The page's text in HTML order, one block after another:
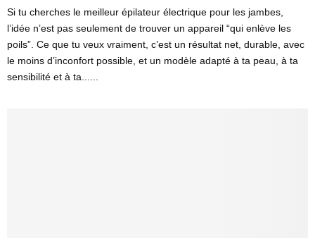
Si tu cherches le meilleur épilateur électrique pour les jambes,
l’idée n’est pas seulement de trouver un appareil “qui enlève les
poils”. Ce que tu veux vraiment, c’est un résultat net, durable, avec
le moins d’inconfort possible, et un modèle adapté à ta peau, à ta
sensibilité et à ta......